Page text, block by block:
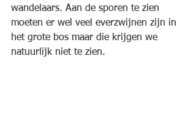
wandelaars. Aan de sporen te zien
moeten er wel veel everzwijnen zijn in
het grote bos maar die krijgen we
natuurlijk niet te zien.